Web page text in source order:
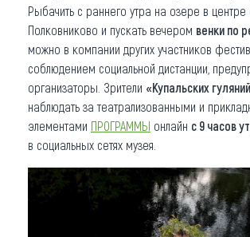
Рыбачить с раннего утра на озере в центре
Полковниково и пускать вечером венки по
можно в компании других участников
соблюдением социальной дистанции,
организаторы. Зрители «Купальских
наблюдать за театрализованными и
элементами ПРОГРАММЫ онлайн с 9 часов
в социальных сетях музея.